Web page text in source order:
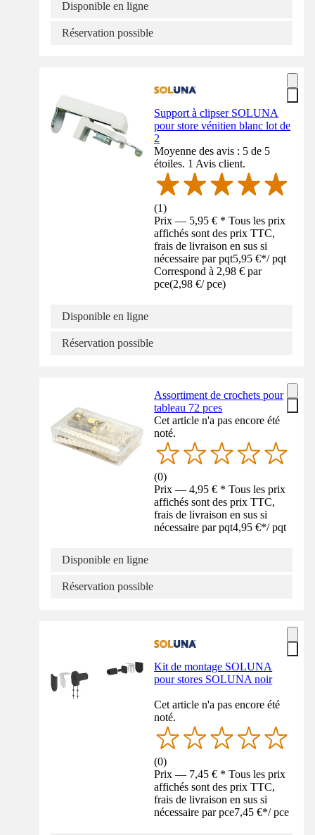
Disponible en ligne
Réservation possible
Support à clipser SOLUNA
pour store vénitien blanc lot de
2
Moyenne des avis : 5 de 5
étoiles. 1 Avis client.
(1)
Prix — 5,95 € * Tous les prix
affichés sont des prix TTC,
frais de livraison en sus si
nécessaire par pqt5,95 €*/ pqt
Correspond à 2,98 € par
pce(2,98 €/ pce)
Disponible en ligne
Réservation possible
Assortiment de crochets pour
tableau 72 pces
Cet article n'a pas encore été
noté.
(0)
Prix — 4,95 € * Tous les prix
affichés sont des prix TTC,
frais de livraison en sus si
nécessaire par pqt4,95 €*/ pqt
Disponible en ligne
Réservation possible
Kit de montage SOLUNA
pour stores SOLUNA noir
Cet article n'a pas encore été
noté.
(0)
Prix — 7,45 € * Tous les prix
affichés sont des prix TTC,
frais de livraison en sus si
nécessaire par pce7,45 €*/ pce